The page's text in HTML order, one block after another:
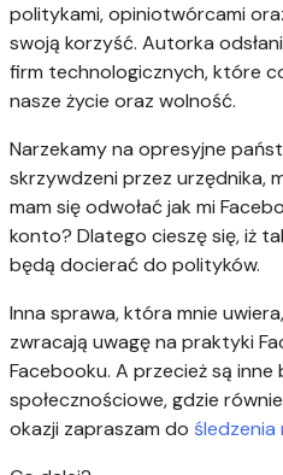
politykami, opiniotwórcami
swoją korzyść. Autorka
firm technologicznych, które
nasze życie oraz wolność.
Narzekamy na opresyjne
skrzywdzeni przez urzędnika,
mam się odwołać jak mi
konto? Dlatego cieszę się, iż
będą docierać do polityków.
Inna sprawa, która mnie
zwracają uwagę na praktyki
Facebooku. A przecież są
społecznościowe, gdzie
okazji zapraszam do śledzenia